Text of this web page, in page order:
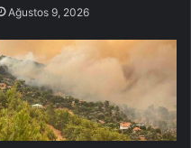
Ağustos 9, 2026